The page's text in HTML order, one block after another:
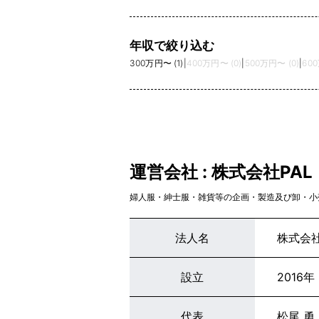
年収で絞り込む
300万円〜 (1) 400万円〜 (0) 500万円〜 (0) 600
運営会社 : 株式会社PAL
婦人服・紳士服・雑貨等の企画・製造及び卸・
法人名 株式会
設立 2016年